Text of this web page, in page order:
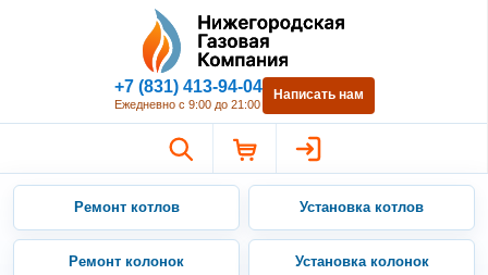
Нижегородская Газовая
+7 (831) 413-94-04
Ежедневно с 9:00 до 21:00
Написать нам
Ремонт котлов Установка котлов
Ремонт колонок Установка колонок